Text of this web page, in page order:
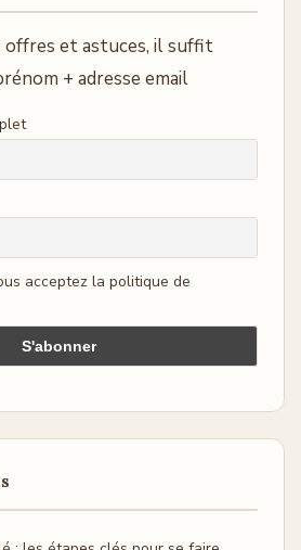
offres et astuces, il suffit
+ adresse email
acceptez la politique de